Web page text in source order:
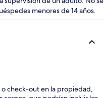
menores de 14 años.
check-out en la propiedad,